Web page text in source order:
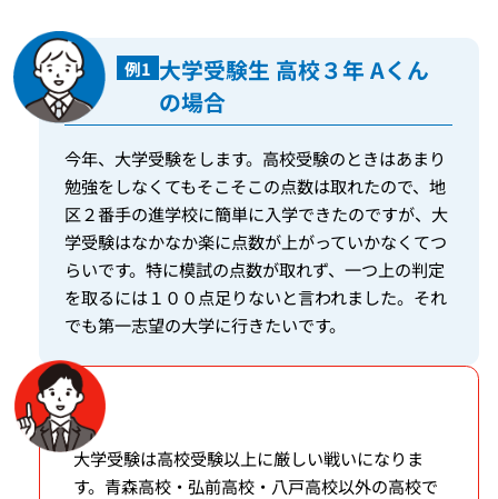
例1 大学受験生 高校３年 Aくん
の場合
今年、大学受験をします。高校受験のときはあまり
勉強をしなくてもそこそこの点数は取れたので、地
区２番手の進学校に簡単に入学できたのですが、大
学受験はなかなか楽に点数が上がっていかなくてつ
らいです。特に模試の点数が取れず、一つ上の判定
を取るには１００点足りないと言われました。それ
でも第一志望の大学に行きたいです。
大学受験は高校受験以上に厳しい戦いになりま
す。青森高校・弘前高校・八戸高校以外の高校で